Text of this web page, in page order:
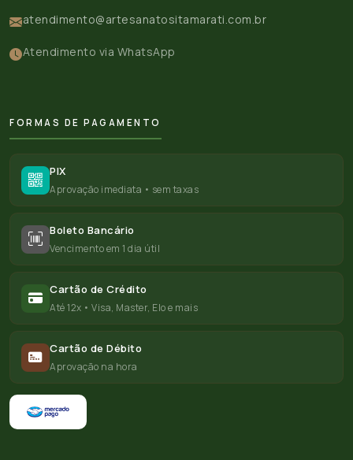
atendimento@artesanatositamarati.com.br
Atendimento via WhatsApp
FORMAS DE PAGAMENTO
PIX
Aprovação imediata • sem taxas
Boleto Bancário
Vencimento em 1 dia útil
Cartão de Crédito
Até 12x • Visa, Master, Elo e mais
Cartão de Débito
Aprovação na hora